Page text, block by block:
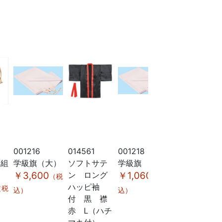
税
001216
学級旗（大）
￥3,600 （税
込）
014561
ソフトサテ
ン ロング
ハッピ袖
付 黒 襟
赤 L（ハチ
001218
学級旗
￥1,060
込）